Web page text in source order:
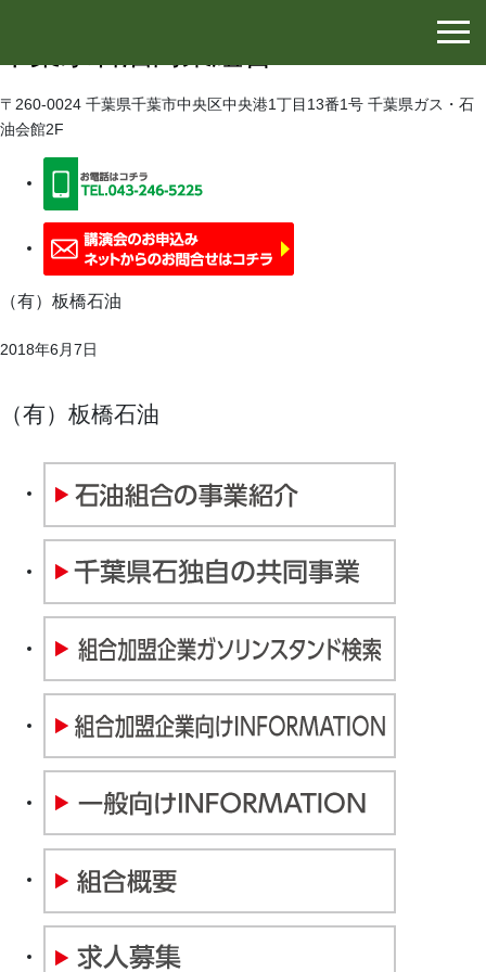
〒260-0024 千葉県千葉市中央区中央港1丁目13番1号 千葉県ガス・石
油会館2F
（有）板橋石油
2018年6月7日
（有）板橋石油